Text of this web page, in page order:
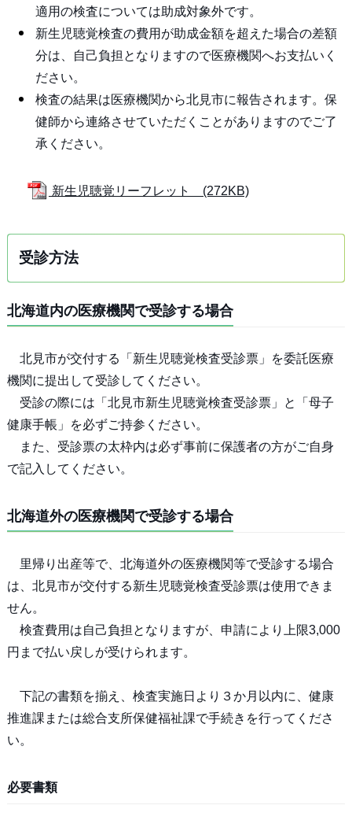
適用の検査については助成対象外です。
新生児聴覚検査の費用が助成金額を超えた場合の差額
分は、自己負担となりますので医療機関へお支払いく
ださい。
検査の結果は医療機関から北見市に報告されます。保
健師から連絡させていただくことがありますのでご了
承ください。
新生児聴覚リーフレット (272KB)
受診方法
北海道内の医療機関で受診する場合
北見市が交付する「新生児聴覚検査受診票」を委託医療
機関に提出して受診してください。
受診の際には「北見市新生児聴覚検査受診票」と「母子
健康手帳」を必ずご持参ください。
また、受診票の太枠内は必ず事前に保護者の方がご自身
で記入してください。
北海道外の医療機関で受診する場合
里帰り出産等で、北海道外の医療機関等で受診する場合
は、北見市が交付する新生児聴覚検査受診票は使用できま
せん。
検査費用は自己負担となりますが、申請により上限3,000
円まで払い戻しが受けられます。
下記の書類を揃え、検査実施日より３か月以内に、健康
推進課または総合支所保健福祉課で手続きを行ってくださ
い。
必要書類